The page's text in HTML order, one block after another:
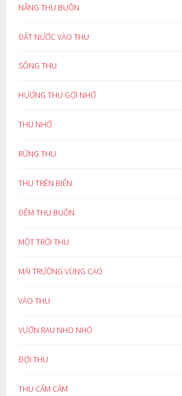
NẮNG THU BUỒN
ĐẤT NƯỚC VÀO THU
SÔNG THU
HƯƠNG THU GỢI NHỚ
THU NHỚ
RỪNG THU
THU TRÊN BIỂN
ĐÊM THU BUỒN
MỘT TRỜI THU
MÁI TRƯỜNG VÙNG CAO
VÀO THU
VƯỜN RAU NHO NHỎ
ĐỢI THU
THU CĂM CĂM